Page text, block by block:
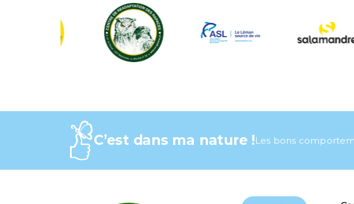
C’est dans ma nature !Les bons